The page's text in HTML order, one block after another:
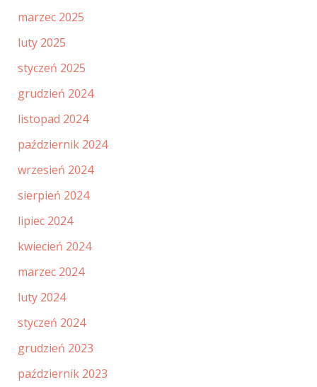
marzec 2025
luty 2025
styczeń 2025
grudzień 2024
listopad 2024
październik 2024
wrzesień 2024
sierpień 2024
lipiec 2024
kwiecień 2024
marzec 2024
luty 2024
styczeń 2024
grudzień 2023
październik 2023